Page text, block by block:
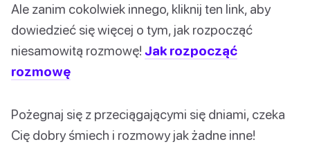
Ale zanim cokolwiek innego, kliknij ten link, aby
dowiedzieć się więcej o tym, jak rozpocząć
niesamowitą rozmowę! Jak rozpocząć
rozmowę
Pożegnaj się z przeciągającymi się dniami, czeka
Cię dobry śmiech i rozmowy jak żadne inne!